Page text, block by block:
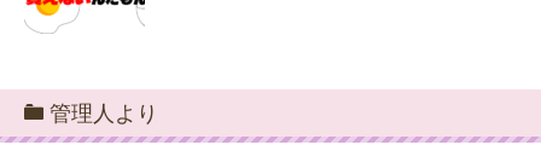
管理人より